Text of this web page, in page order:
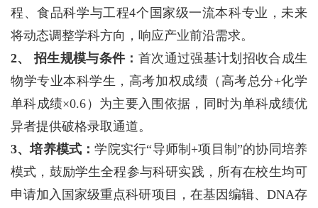
程、食品科学与工程4个国家级一流本科专业，未来
将动态调整学科方向，响应产业前沿需求。
2、 招生规模与条件： 首次通过强基计划招收合成生
物学专业本科学生，高考加权成绩（高考总分+化学
单科成绩×0.6）为主要入围依据，同时为单科成绩优
异者提供破格录取通道。
3、培养模式：学院实行“导师制+项目制”的协同培养
模式，鼓励学生全程参与科研实践，所有在校生均可
申请加入国家级重点科研项目，在基因编辑、DNA存